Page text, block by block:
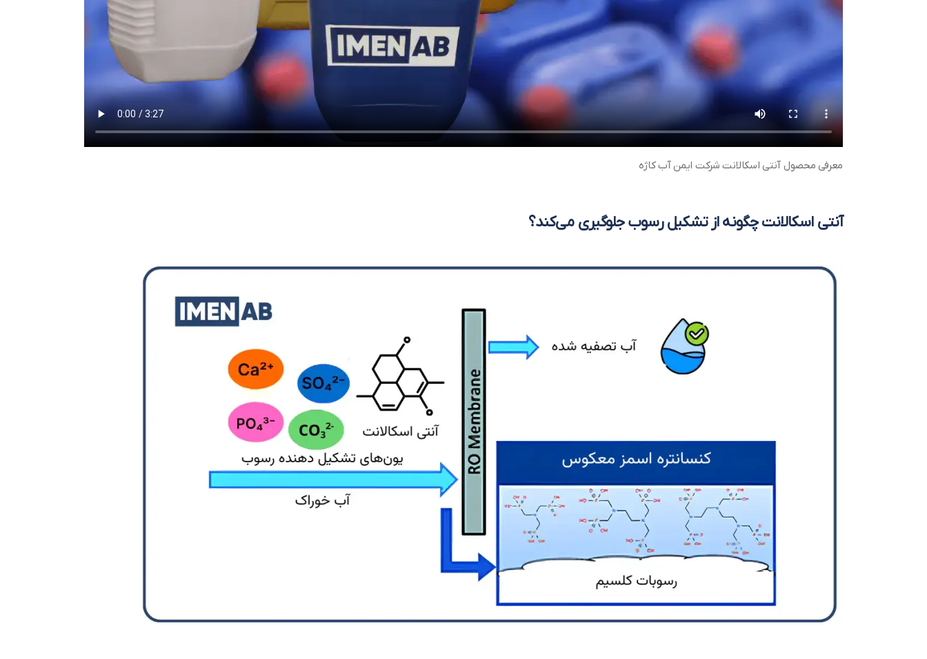
معرفی محصول آنتی اسکالانت شرکت ایمن آب کاژه
آنتی اسکالانت چگونه از تشکیل رسوب جلوگیری می‌کند؟